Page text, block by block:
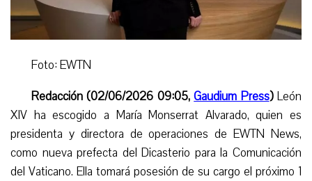
Foto: EWTN
Redacción (02/06/2026 09:05,Gaudium Press) León
XIV ha escogido a María Monserrat Alvarado, quien es
presidenta y directora de operaciones de EWTN News,
como nueva prefecta del Dicasterio para la Comunicación
del Vaticano. Ella tomará posesión de su cargo el próximo 1